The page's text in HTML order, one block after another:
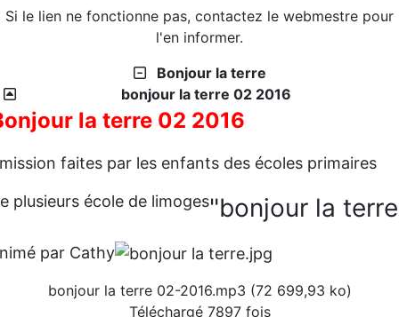
Si le lien ne fonctionne pas, contactez le webmestre pour
l'en informer.
Bonjour la terre
bonjour la terre 02 2016
la terre 02 2016
faites par les enfants des écoles primaires
plusieurs école de limoges"bonjour la
par Cathy
bonjour la terre 02-2016.mp3 (72 699,93 ko)
Téléchargé 7897 fois